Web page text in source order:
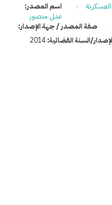
السنة القضائية:2014
اسم المصدر:
عدلي منصور
صفة المصدر / جهة الإصدار: